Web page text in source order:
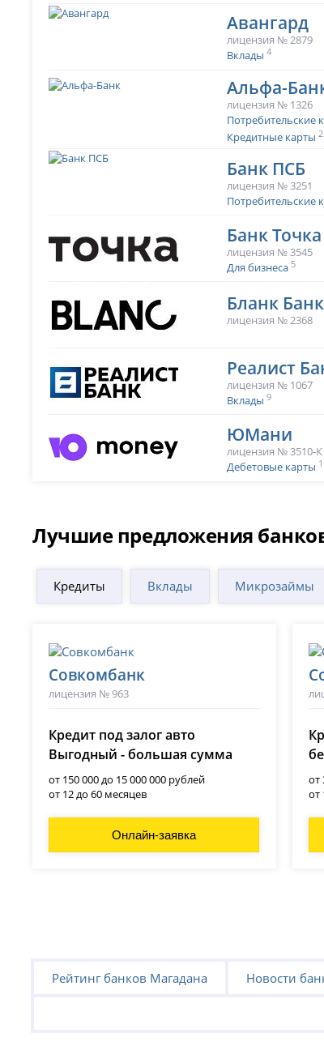
Авангард
лицензия № 2879
Вклады 4
Альфа-
лицензия № 1326
Потребительские
Кредитные карты 2
Банк ПСБ
лицензия № 3251
Потребительские
Банк Точка
лицензия № 3545
Для бизнеса 5
Бланк Банк
лицензия № 2368
Реалист
лицензия № 1067
Вклады 9
ЮМани
лицензия № 3510-К
Дебетовые карты 1
Лучшие предложения
Кредиты Вклады Микрозаймы
Совкомбанк
лицензия № 963
Кредит под залог авто
Выгодный - большая сумма
от 150 000 до 15 000 000 рублей
от 12 до 60 месяцев
Онлайн-заявка
от
от
Рейтинг банков Магадана Новости